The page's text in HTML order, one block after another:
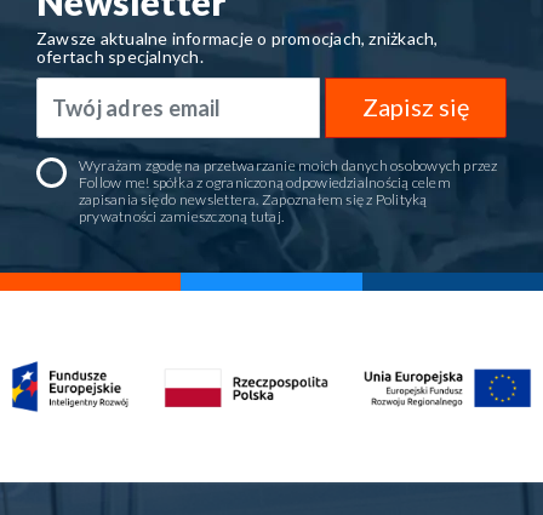
Zawsze aktualne informacje o promocjach, zniżkach,
ofertach specjalnych.
Zapisz się
Wyrażam zgodę na przetwarzanie moich danych osobowych przez
Follow me! spółka z ograniczoną odpowiedzialnością celem
zapisania się do newslettera. Zapoznałem się z Polityką
prywatności zamieszczoną tutaj